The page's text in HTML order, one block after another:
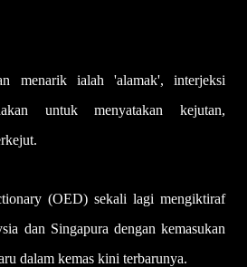
menarik ialah 'alamak', interjeksi
untuk menyatakan kejutan,
(OED) sekali lagi mengiktiraf
dan Singapura dengan kemasukan
dalam kemas kini terbarunya.